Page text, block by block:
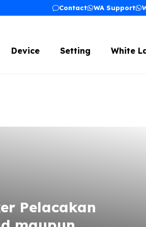
Contact WA Support
Device Setting White
Pelacakan